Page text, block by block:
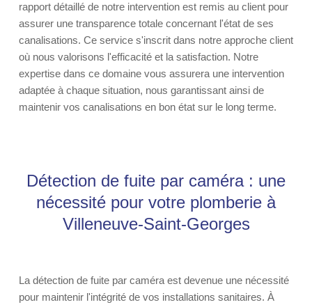
rapport détaillé de notre intervention est remis au client pour
assurer une transparence totale concernant l'état de ses
canalisations. Ce service s'inscrit dans notre approche client
où nous valorisons l'efficacité et la satisfaction. Notre
expertise dans ce domaine vous assurera une intervention
adaptée à chaque situation, nous garantissant ainsi de
maintenir vos canalisations en bon état sur le long terme.
Détection de fuite par caméra : une
nécessité pour votre plomberie à
Villeneuve-Saint-Georges
La détection de fuite par caméra est devenue une nécessité
pour maintenir l'intégrité de vos installations sanitaires. À